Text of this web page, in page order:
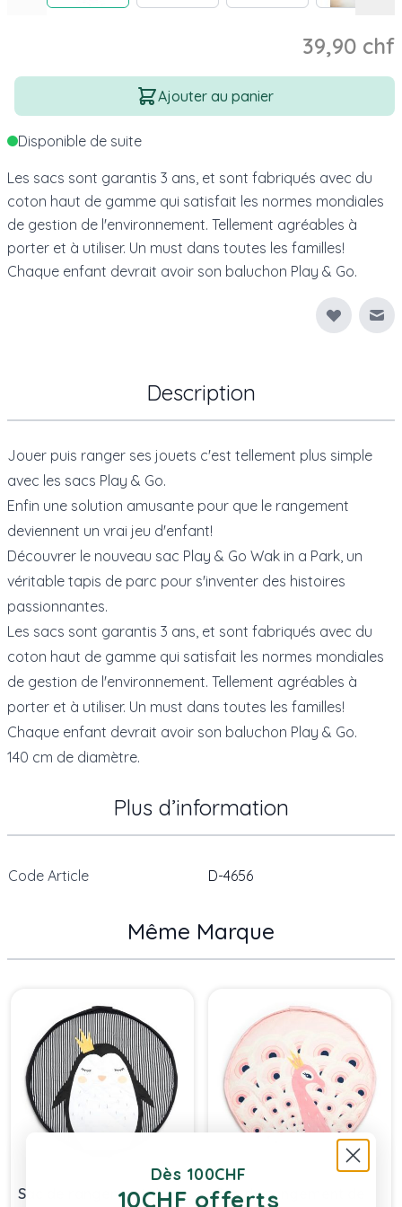
39,90 chf
Quantité
Ajouter au panier
Disponible de suite
Les sacs sont garantis 3 ans, et sont fabriqués avec du
coton haut de gamme qui satisfait les normes mondiales
de gestion de l'environnement. Tellement agréables à
porter et à utiliser. Un must dans toutes les familles!
Chaque enfant devrait avoir son baluchon Play & Go.
Description
Jouer puis ranger ses jouets c'est tellement plus simple
avec les sacs Play & Go.
Enfin une solution amusante pour que le rangement
deviennent un vrai jeu d'enfant!
Découvrer le nouveau sac Play & Go Wak in a Park, un
véritable tapis de parc pour s'inventer des histoires
passionnantes.
Les sacs sont garantis 3 ans, et sont fabriqués avec du
coton haut de gamme qui satisfait les normes mondiales
de gestion de l'environnement. Tellement agréables à
porter et à utiliser. Un must dans toutes les familles!
Chaque enfant devrait avoir son baluchon Play & Go.
140 cm de diamètre.
Plus d’information
Code Article D-4656
Même Marque
Sac de rangement de
Sac de rangement de
Dès 100CHF
10CHF offerts